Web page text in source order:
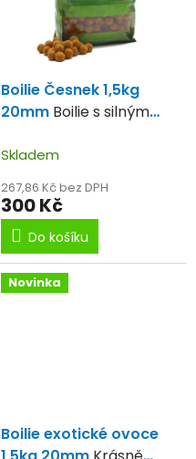
Boilie Česnek 1,5kg
20mm Boilie s silným
Skladem
267,86 Kč bez DPH
300 Kč
Do košíku
Novinka
Boilie exotické ovoce